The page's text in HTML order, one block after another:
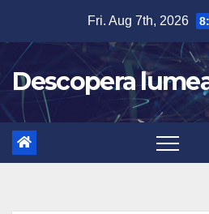
content
Fri. Aug 7th, 2026
Descopera